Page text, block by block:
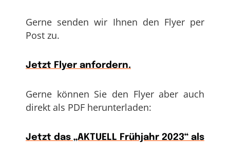
Gerne senden wir Ihnen den Flyer per
Post zu.
Jetzt Flyer anfordern.
Gerne können Sie den Flyer aber auch
direkt als PDF herunterladen:
Jetzt das „AKTUELL Frühjahr 2023“ als